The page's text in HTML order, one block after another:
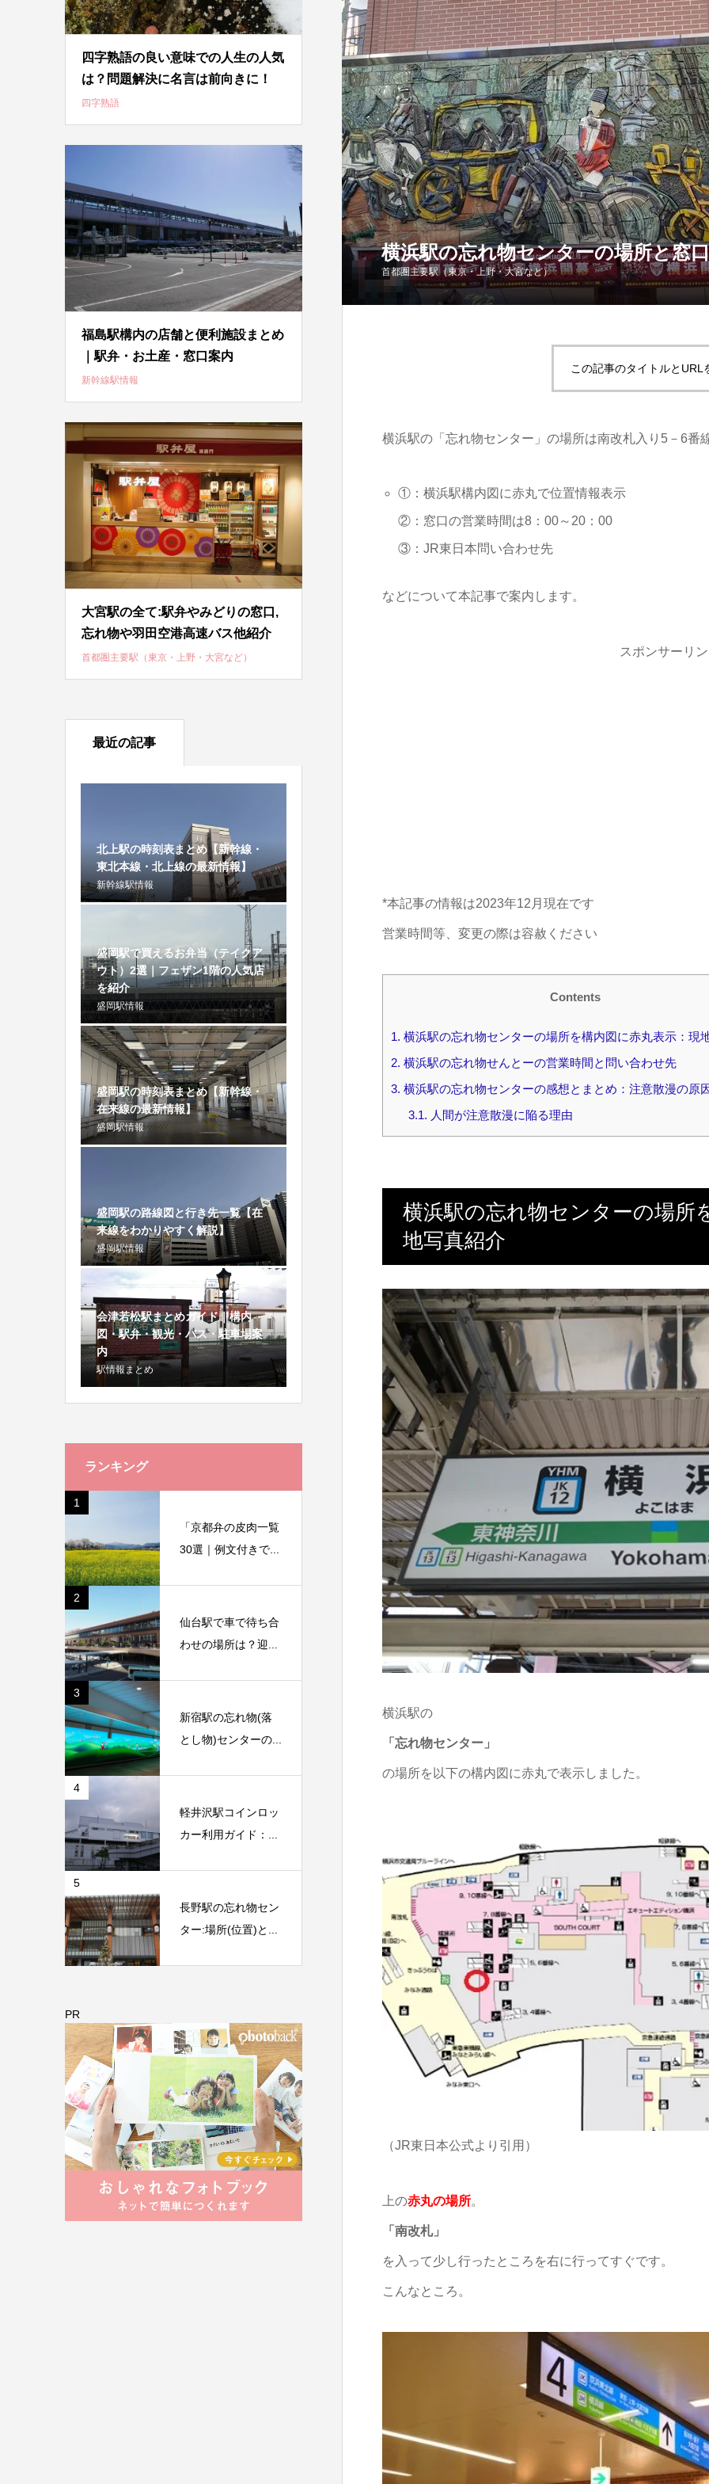
横浜駅の忘れ物センターの場所と窓
首都圏主要駅（東京・上野・大宮など）
この記事のタイトルとURL
横浜駅の「忘れ物センター」の場所は南改札入り5－6番
①：横浜駅構内図に赤丸で位置情報表示
②：窓口の営業時間は8：00～20：00
③：JR東日本問い合わせ先
などについて本記事で案内します。
スポンサーリン
*本記事の情報は2023年12月現在です
営業時間等、変更の際は容赦ください
Contents
1. 横浜駅の忘れ物センターの場所を構内図に赤丸表示：現
2. 横浜駅の忘れ物せんとーの営業時間と問い合わせ先
3. 横浜駅の忘れ物センターの感想とまとめ：注意散漫の原
3.1. 人間が注意散漫に陥る理由
横浜駅の忘れ物センターの場所
地写真紹介
横浜駅の
「忘れ物センター」
の場所を以下の構内図に赤丸で表示しました。
（JR東日本公式より引用）
上の赤丸の場所。
「南改札」
を入って少し行ったところを右に行ってすぐです。
こんなところ。
四字熟語の良い意味での人生の人気
は？問題解決に名言は前向きに！
四字熟語
福島駅構内の店舗と便利施設まとめ
｜駅弁・お土産・窓口案内
新幹線駅情報
大宮駅の全て:駅弁やみどりの窓口,
忘れ物や羽田空港高速バス他紹介
首都圏主要駅（東京・上野・大宮など）
最近の記事
北上駅の時刻表まとめ【新幹線・
東北本線・北上線の最新情報】
新幹線駅情報
盛岡駅で買えるお弁当（テイクア
ウト）2選｜フェザン1階の人気店
を紹介
盛岡駅情報
盛岡駅の時刻表まとめ【新幹線・
在来線の最新情報】
盛岡駅情報
盛岡駅の路線図と行き先一覧【在
来線をわかりやすく解説】
盛岡駅情報
会津若松駅まとめガイド｜構内
図・駅弁・観光・バス・駐車場案
内
駅情報まとめ
ランキング
1
「京都弁の皮肉一覧
30選｜例文付きで...
2
仙台駅で車で待ち合
わせの場所は？迎...
3
新宿駅の忘れ物(落
とし物)センターの...
4
軽井沢駅コインロッ
カー利用ガイド：...
5
長野駅の忘れ物セン
ター:場所(位置)と...
PR